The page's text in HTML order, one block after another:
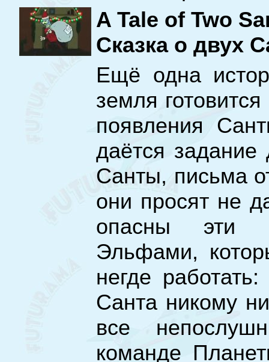
A Tale of Two
Сказка о двух
Ещё одна
земля
появления
даётся задание
Санты, письма
они просят не
опасны эти
Эльфами,
негде
Санта никому
все
команде